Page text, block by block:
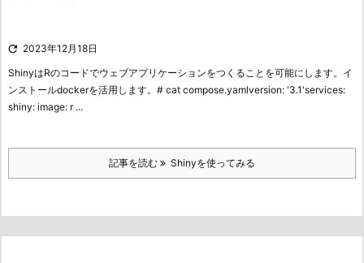
 2023年12月18日
ShinyはRのコードでウェブアプリケーションをつくることを可能にします。 イ
ンストールdockerを活用します。# cat compose.yamlversion: '3.1'services:
shiny: image: r ...
記事を読む Shinyを使ってみる